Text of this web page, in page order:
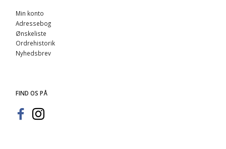
Min konto
Adressebog
Ønskeliste
Ordrehistorik
Nyhedsbrev
FIND OS PÅ